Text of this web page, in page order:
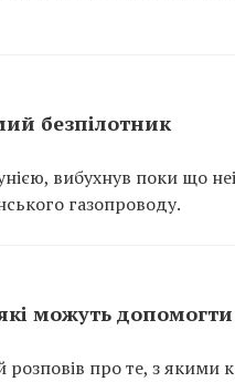
безпілотник
вибухнув поки що
газопроводу.
можуть
про те, з якими